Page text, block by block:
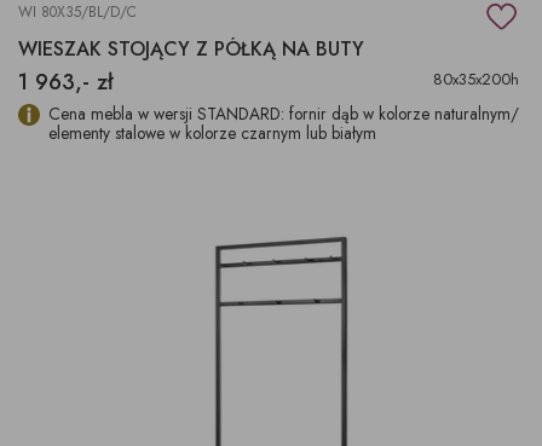
WI 80X35/BL/D/C
WIESZAK STOJĄCY Z PÓŁKĄ NA BUTY
1 963,- zł 80x35x200h
Cena mebla w wersji STANDARD: fornir dąb w kolorze naturalnym/
elementy stalowe w kolorze czarnym lub białym